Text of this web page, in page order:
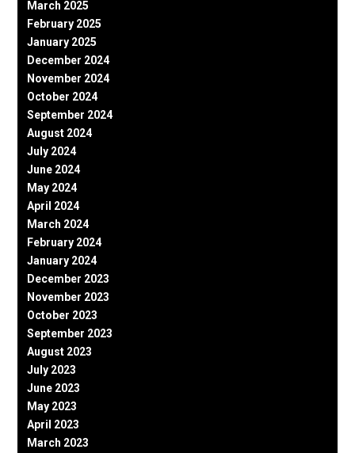
March 2025
February 2025
January 2025
December 2024
November 2024
October 2024
September 2024
August 2024
July 2024
June 2024
May 2024
April 2024
March 2024
February 2024
January 2024
December 2023
November 2023
October 2023
September 2023
August 2023
July 2023
June 2023
May 2023
April 2023
March 2023